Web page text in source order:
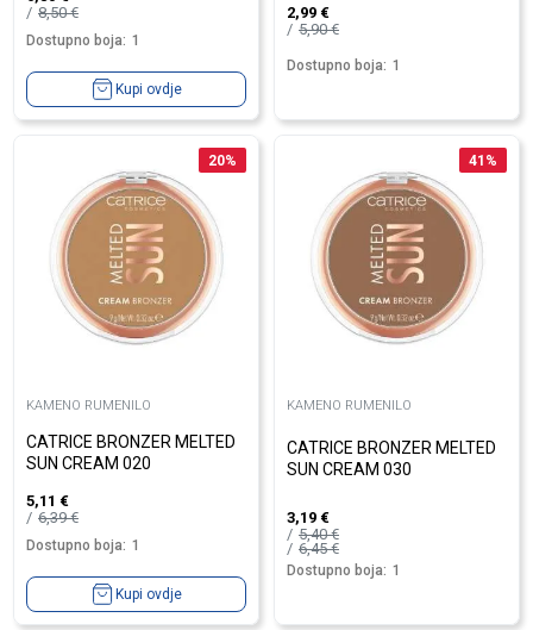
8,50€
Dostupno boja: 1
Kupi ovdje
2,99 €
5,90€
Dostupno boja: 1
20%
KAMENO RUMENILO
CATRICE BRONZER MELTED
SUN CREAM 020
5,11 €
6,39€
Dostupno boja: 1
Kupi ovdje
41 %
KAMENO RUMENILO
CATRICE BRONZER MELTED
SUN CREAM 030
3,19 €
5,40€
6,45€
Dostupno boja: 1